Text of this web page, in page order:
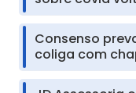
Consenso
coliga com